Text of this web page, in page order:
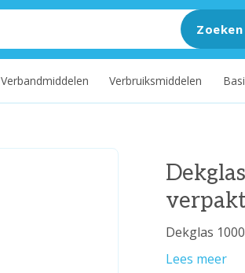
Zoeken
Verbandmiddelen Verbruiksmiddelen
Dekglas
Lees meer